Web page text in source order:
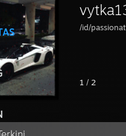
/id/
1 / 2